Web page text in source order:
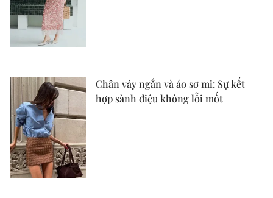
Chân váy ngắn và áo sơ mi: Sự kết
hợp sành điệu không lỗi mốt